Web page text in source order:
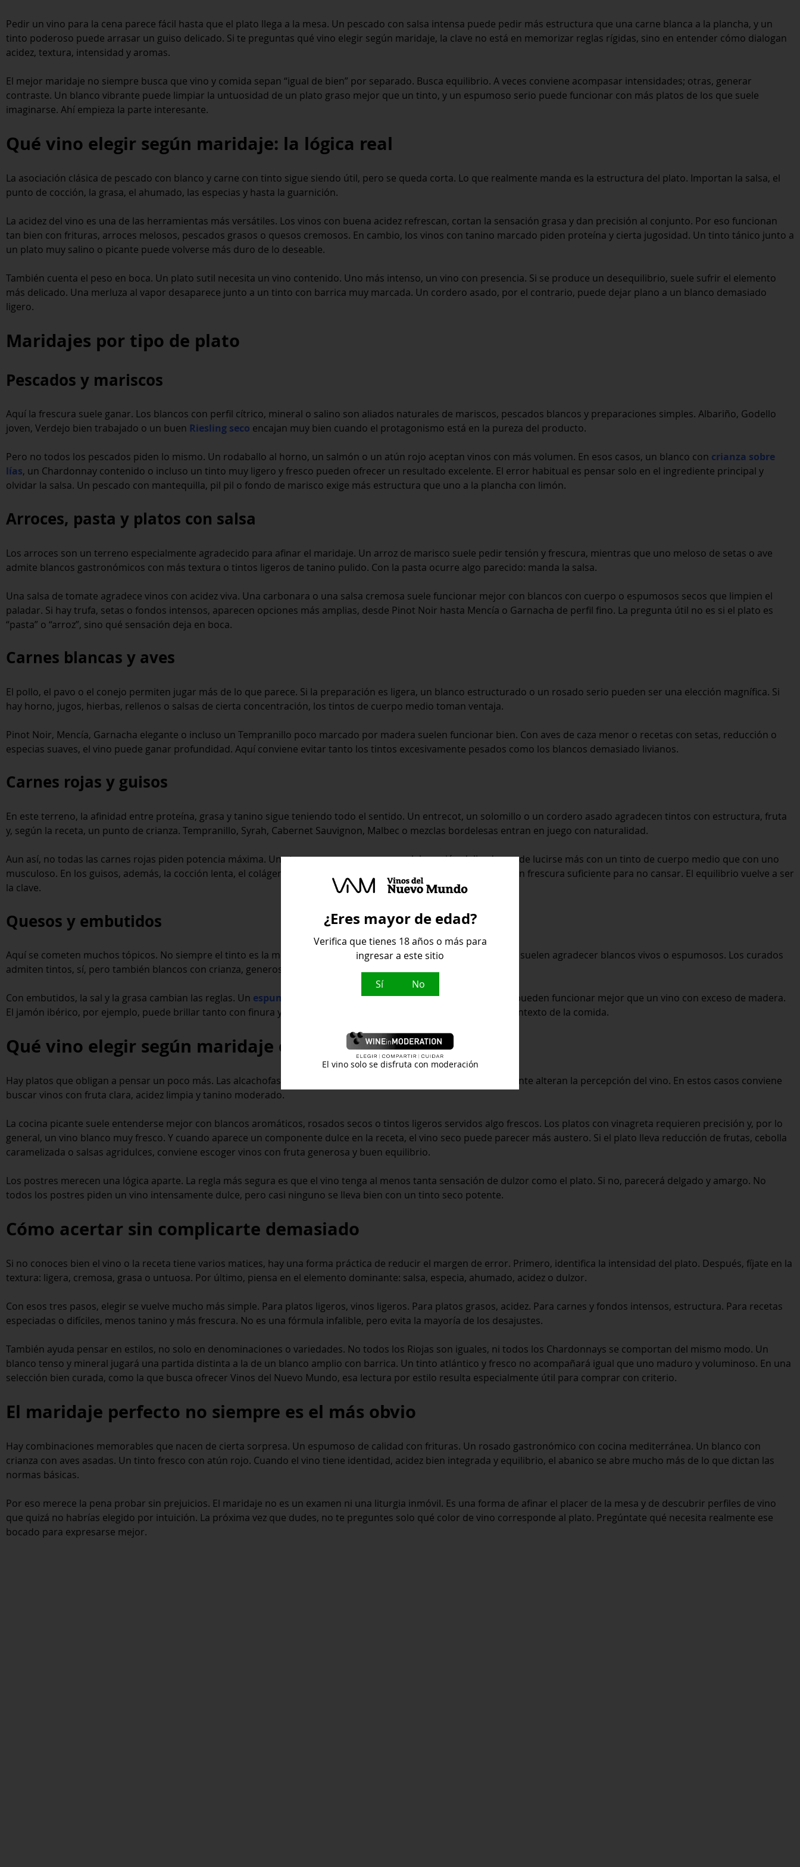
Pedir un vino para la cena parece fácil hasta que el plato llega a la mesa. Un pescado con salsa intensa puede pedir más estructura que una carne blanca a la plancha, y un
tinto poderoso puede arrasar un guiso delicado. Si te preguntas qué vino elegir según maridaje, la clave no está en memorizar reglas rígidas, sino en entender cómo dialogan
acidez, textura, intensidad y aromas.
El mejor maridaje no siempre busca que vino y comida sepan “igual de bien” por separado. Busca equilibrio. A veces conviene acompasar intensidades; otras, generar
contraste. Un blanco vibrante puede limpiar la untuosidad de un plato graso mejor que un tinto, y un espumoso serio puede funcionar con más platos de los que suele
imaginarse. Ahí empieza la parte interesante.
Qué vino elegir según maridaje: la lógica real
La asociación clásica de pescado con blanco y carne con tinto sigue siendo útil, pero se queda corta. Lo que realmente manda es la estructura del plato. Importan la salsa, el
punto de cocción, la grasa, el ahumado, las especias y hasta la guarnición.
La acidez del vino es una de las herramientas más versátiles. Los vinos con buena acidez refrescan, cortan la sensación grasa y dan precisión al conjunto. Por eso funcionan
tan bien con frituras, arroces melosos, pescados grasos o quesos cremosos. En cambio, los vinos con tanino marcado piden proteína y cierta jugosidad. Un tinto tánico junto a
un plato muy salino o picante puede volverse más duro de lo deseable.
También cuenta el peso en boca. Un plato sutil necesita un vino contenido. Uno más intenso, un vino con presencia. Si se produce un desequilibrio, suele sufrir el elemento
más delicado. Una merluza al vapor desaparece junto a un tinto con barrica muy marcada. Un cordero asado, por el contrario, puede dejar plano a un blanco demasiado
ligero.
Maridajes por tipo de plato
Pescados y mariscos
Aquí la frescura suele ganar. Los blancos con perfil cítrico, mineral o salino son aliados naturales de mariscos, pescados blancos y preparaciones simples. Albariño, Godello
joven, Verdejo bien trabajado o un buen Riesling seco encajan muy bien cuando el protagonismo está en la pureza del producto.
Pero no todos los pescados piden lo mismo. Un rodaballo al horno, un salmón o un atún rojo aceptan vinos con más volumen. En esos casos, un blanco con crianza sobre
lías, un Chardonnay contenido o incluso un tinto muy ligero y fresco pueden ofrecer un resultado excelente. El error habitual es pensar solo en el ingrediente principal y
olvidar la salsa. Un pescado con mantequilla, pil pil o fondo de marisco exige más estructura que uno a la plancha con limón.
Arroces, pasta y platos con salsa
Los arroces son un terreno especialmente agradecido para afinar el maridaje. Un arroz de marisco suele pedir tensión y frescura, mientras que uno meloso de setas o ave
admite blancos gastronómicos con más textura o tintos ligeros de tanino pulido. Con la pasta ocurre algo parecido: manda la salsa.
Una salsa de tomate agradece vinos con acidez viva. Una carbonara o una salsa cremosa suele funcionar mejor con blancos con cuerpo o espumosos secos que limpien el
paladar. Si hay trufa, setas o fondos intensos, aparecen opciones más amplias, desde Pinot Noir hasta Mencía o Garnacha de perfil fino. La pregunta útil no es si el plato es
“pasta” o “arroz”, sino qué sensación deja en boca.
Carnes blancas y aves
El pollo, el pavo o el conejo permiten jugar más de lo que parece. Si la preparación es ligera, un blanco estructurado o un rosado serio pueden ser una elección magnífica. Si
hay horno, jugos, hierbas, rellenos o salsas de cierta concentración, los tintos de cuerpo medio toman ventaja.
Pinot Noir, Mencía, Garnacha elegante o incluso un Tempranillo poco marcado por madera suelen funcionar bien. Con aves de caza menor o recetas con setas, reducción o
especias suaves, el vino puede ganar profundidad. Aquí conviene evitar tanto los tintos excesivamente pesados como los blancos demasiado livianos.
Carnes rojas y guisos
En este terreno, la afinidad entre proteína, grasa y tanino sigue teniendo todo el sentido. Un entrecot, un solomillo o un cordero asado agradecen tintos con estructura, fruta
y, según la receta, un punto de crianza. Tempranillo, Syrah, Cabernet Sauvignon, Malbec o mezclas bordelesas entran en juego con naturalidad.
Aun así, no todas las carnes rojas piden potencia máxima. Una ternera poco grasa o una elaboración delicada puede lucirse más con un tinto de cuerpo medio que con uno
musculoso. En los guisos, además, la cocción lenta, el colágeno y las especias reclaman vinos envolventes, pero con frescura suficiente para no cansar. El equilibrio vuelve a ser
la clave.
Quesos y embutidos
Aquí se cometen muchos tópicos. No siempre el tinto es la mejor respuesta. Los quesos frescos y de pasta blanda suelen agradecer blancos vivos o espumosos. Los curados
admiten tintos, sí, pero también blancos con crianza, generosos secos o vinos con gran complejidad aromática.
Con embutidos, la sal y la grasa cambian las reglas. Un espumoso brut
, un rosado seco o un tinto joven y jugoso pueden funcionar mejor que un vino con exceso de madera.
El jamón ibérico, por ejemplo, puede brillar tanto con finura y frescura como con estructura, según el corte y el contexto de la comida.
Qué vino elegir según maridaje en platos difíciles
Hay platos que obligan a pensar un poco más. Las alcachofas, los espárragos, los vinagres muy marcados y el picante alteran la percepción del vino. En estos casos conviene
buscar vinos con fruta clara, acidez limpia y tanino moderado.
La cocina picante suele entenderse mejor con blancos aromáticos, rosados secos o tintos ligeros servidos algo frescos. Los platos con vinagreta requieren precisión y, por lo
general, un vino blanco muy fresco. Y cuando aparece un componente dulce en la receta, el vino seco puede parecer más austero. Si el plato lleva reducción de frutas, cebolla
caramelizada o salsas agridulces, conviene escoger vinos con fruta generosa y buen equilibrio.
Los postres merecen una lógica aparte. La regla más segura es que el vino tenga al menos tanta sensación de dulzor como el plato. Si no, parecerá delgado y amargo. No
todos los postres piden un vino intensamente dulce, pero casi ninguno se lleva bien con un tinto seco potente.
Cómo acertar sin complicarte demasiado
Si no conoces bien el vino o la receta tiene varios matices, hay una forma práctica de reducir el margen de error. Primero, identifica la intensidad del plato. Después, fíjate en la
textura: ligera, cremosa, grasa o untuosa. Por último, piensa en el elemento dominante: salsa, especia, ahumado, acidez o dulzor.
Con esos tres pasos, elegir se vuelve mucho más simple. Para platos ligeros, vinos ligeros. Para platos grasos, acidez. Para carnes y fondos intensos, estructura. Para recetas
especiadas o difíciles, menos tanino y más frescura. No es una fórmula infalible, pero evita la mayoría de los desajustes.
También ayuda pensar en estilos, no solo en denominaciones o variedades. No todos los Riojas son iguales, ni todos los Chardonnays se comportan del mismo modo. Un
blanco tenso y mineral jugará una partida distinta a la de un blanco amplio con barrica. Un tinto atlántico y fresco no acompañará igual que uno maduro y voluminoso. En una
selección bien curada, como la que busca ofrecer Vinos del Nuevo Mundo, esa lectura por estilo resulta especialmente útil para comprar con criterio.
El maridaje perfecto no siempre es el más obvio
Hay combinaciones memorables que nacen de cierta sorpresa. Un espumoso de calidad con frituras. Un rosado gastronómico con cocina mediterránea. Un blanco con
crianza con aves asadas. Un tinto fresco con atún rojo. Cuando el vino tiene identidad, acidez bien integrada y equilibrio, el abanico se abre mucho más de lo que dictan las
normas básicas.
Por eso merece la pena probar sin prejuicios. El maridaje no es un examen ni una liturgia inmóvil. Es una forma de afinar el placer de la mesa y de descubrir perfiles de vino
que quizá no habrías elegido por intuición. La próxima vez que dudes, no te preguntes solo qué color de vino corresponde al plato. Pregúntate qué necesita realmente ese
bocado para expresarse mejor.
¿Eres mayor de edad?
Verifica que tienes 18 años o más para
ingresar a este sitio
Sí No
El vino solo se disfruta con moderación